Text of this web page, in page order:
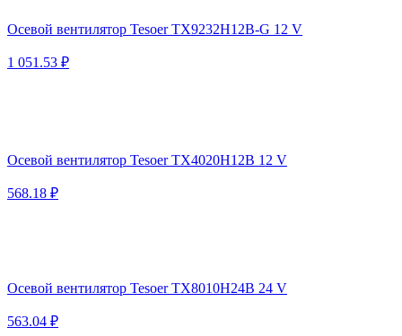
Осевой вентилятор Tesoer TX9232H12B-G 12 V
1 051.53 ₽
Осевой вентилятор Tesoer TX4020H12B 12 V
568.18 ₽
Осевой вентилятор Tesoer TX8010H24B 24 V
563.04 ₽